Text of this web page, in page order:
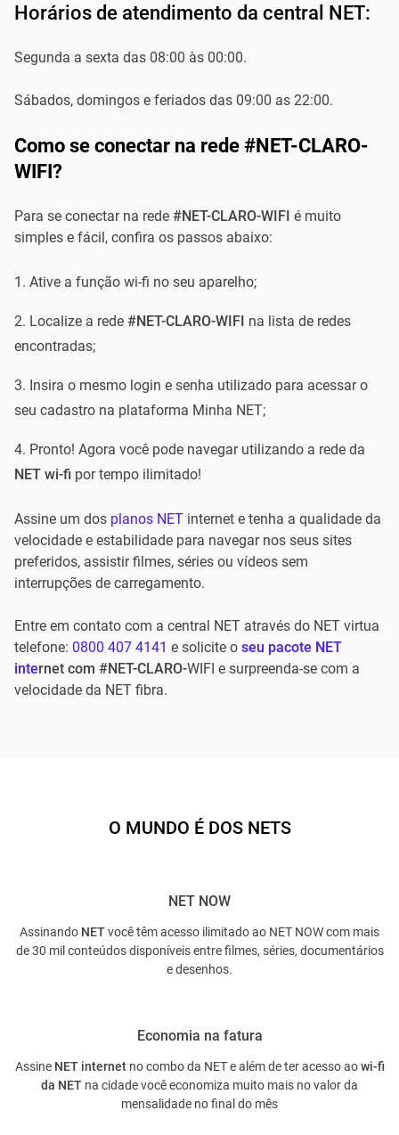
Horários de atendimento da central NET:
Segunda a sexta das 08:00 às 00:00.
Sábados, domingos e feriados das 09:00 as 22:00.
Como se conectar na rede #NET-CLARO-
WIFI?
Para se conectar na rede #NET-CLARO-WIFI é muito
simples e fácil, confira os passos abaixo:
Ative a função wi-fi no seu aparelho;
Localize a rede #NET-CLARO-WIFI na lista de redes
encontradas;
Insira o mesmo login e senha utilizado para acessar o
seu cadastro na plataforma Minha NET;
Pronto! Agora você pode navegar utilizando a rede da
NET wi-fi por tempo ilimitado!
Assine um dos planos NET internet e tenha a qualidade da
velocidade e estabilidade para navegar nos seus sites
preferidos, assistir filmes, séries ou vídeos sem
interrupções de carregamento.
Entre em contato com a central NET através do NET virtua
telefone: 0800 407 4141 e solicite o seu pacote NET
internet com #NET-CLARO-WIFI e surpreenda-se com a
velocidade da NET fibra.
O MUNDO É DOS NETS
NET NOW
Assinando NETvocê têm acesso ilimitado ao NET NOW com mais
de 30 mil conteúdos disponíveis entre filmes, séries, documentários
e desenhos.
Economia na fatura
Assine NET internetno combo da NET e além de ter acesso aowi-fi
da NET na cidade você economiza muito mais no valor da
mensalidade no final do mês